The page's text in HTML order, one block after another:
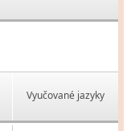
Vyučované jazyky